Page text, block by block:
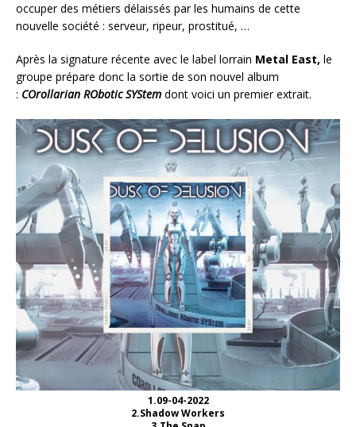
occuper des métiers délaissés par les humains de cette
nouvelle société : serveur, ripeur, prostitué, …
Après la signature récente avec le label lorrain Metal East, le
groupe prépare donc la sortie de son nouvel album
: COrollarian RObotic SYStem dont voici un premier extrait.
1.09-04-2022
2.Shadow Workers